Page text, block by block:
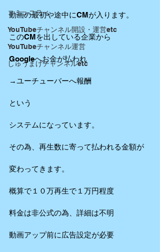
コミュニティ
YouTubeチャンネル開設・運営etc
YouTubeチャンネル運営
しゅうまげチャンネルetc
動画の最初や途中にCMが入ります。
このCMを出している企業から
Googleへお金が払われ
→ユーチューバーへ報酬
という
システムになっています。
その為、再生数に寄って払われる金額が
変わってきます。
概算で１０万再生で１万円程度
料金は非公式の為、詳細は不明
動画アップ前に広告設定が必要